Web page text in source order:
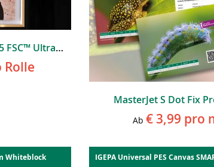
F-Jet Natural Fibers 115 FSC™ Ultra Rem, 137 Cm Breit
Rolle
MasterJet S Dot Fix
Ab € 3,99 pro
Whiteblock IGEPA Universal PES Canvas